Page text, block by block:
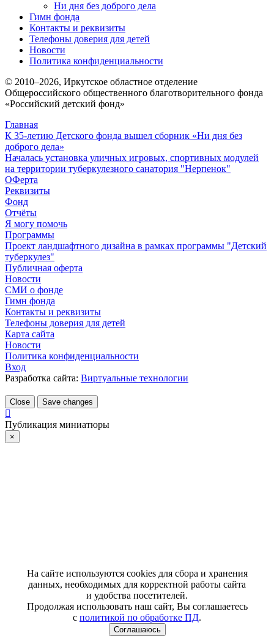
Ни дня без доброго дела
Гимн фонда
Контакты и реквизиты
Телефоны доверия для детей
Новости
Политика конфиденциальности
© 2010–2026, Иркутское областное отделение
Общероссийского общественного благотворительного фонда
«Российский детский фонд»
Главная
К 35-летию Детского фонда вышел сборник «Ни дня без
доброго дела»
Началась установка уличных игровых, спортивных модулей
на территории туберкулезного санатория "Нерпенок"
ОФерта
Реквизиты
Фонд
Отчёты
Я могу помочь
Программы
Проект ландшафтного дизайна в рамках программы "Детский
туберкулез"
Публичная оферта
Новости
СМИ о фонде
Гимн фонда
Контакты и реквизиты
Телефоны доверия для детей
Карта сайта
Новости
Политика конфиденциальности
Вход
Разработка сайта: Виртуальные технологии
Close Save changes
Публикация миниатюры
×
На сайте используются cookies для сбора и хранения
данных, необходимых для корректной работы сайта
и удобства посетителей.
Продолжая использовать наш сайт, Вы соглашаетесь
с политикой по обработке ПД.
Соглашаюсь